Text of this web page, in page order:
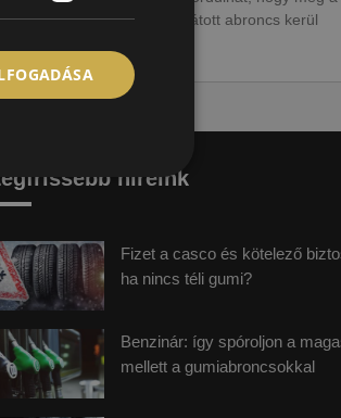
korábbi EU-s címkével ellátott abroncs kerül
híreink
Fizet a casco és kötelező
ha nincs téli gumi?
Benzinár: így spóroljon a
mellett a gumiabroncsokkal